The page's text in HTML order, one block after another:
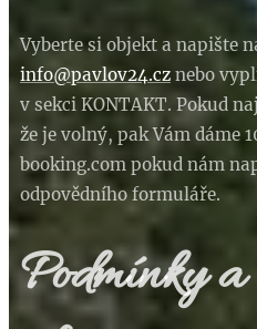
Vyberte si objekt a napište
info@pavlov24.cz nebo
v sekci KONTAKT. Pokud
že je volný, pak Vám dáme
booking.com pokud nám
odpovědního formuláře.
Podmínky